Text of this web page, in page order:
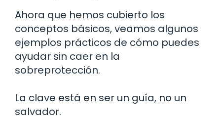
Ahora que hemos cubierto los
conceptos básicos, veamos algunos
ejemplos prácticos de cómo puedes
ayudar sin caer en la
sobreprotección.
La clave está en ser un guía, no un
salvador.